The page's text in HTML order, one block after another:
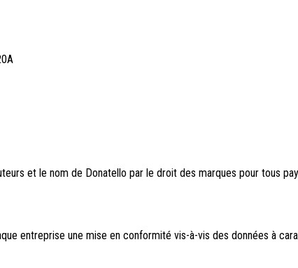
et le nom de Donatello par le droit des marques pour tous
entreprise une mise en conformité vis-à-vis des données à